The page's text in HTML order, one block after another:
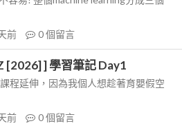
前 0個留言
[2026] ] 學習筆記 Day1
程延伸，因為我個人想趁著育嬰假空
前 0個留言